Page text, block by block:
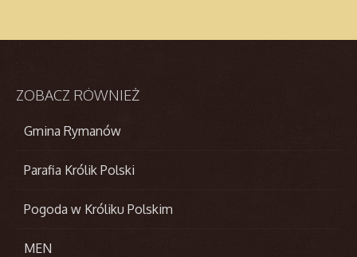
ZOBACZ RÓWNIEŻ
Gmina Rymanów
Parafia Królik Polski
Pogoda w Króliku Polskim
MEN